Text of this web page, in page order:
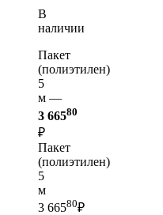
В
наличии
Пакет
(полиэтилен)
5
м —
3 66580
₽
Пакет
(полиэтилен)
5
м
3 66580₽